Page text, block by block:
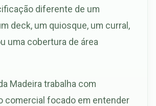
diferente de um
deck, um quiosque, um curral,
uma cobertura de área
Madeira trabalha com
comercial focado em entender